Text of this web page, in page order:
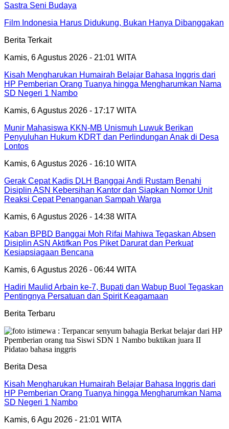
Sastra Seni Budaya
Film Indonesia Harus Didukung, Bukan Hanya Dibanggakan
Berita Terkait
Kamis, 6 Agustus 2026 - 21:01 WITA
Kisah Mengharukan Humairah Belajar Bahasa Inggris dari
HP Pemberian Orang Tuanya hingga Mengharumkan Nama
SD Negeri 1 Nambo
Kamis, 6 Agustus 2026 - 17:17 WITA
Munir Mahasiswa KKN-MB Unismuh Luwuk Berikan
Penyuluhan Hukum KDRT dan Perlindungan Anak di Desa
Lontos
Kamis, 6 Agustus 2026 - 16:10 WITA
Gerak Cepat Kadis DLH Banggai Andi Rustam Benahi
Disiplin ASN Kebersihan Kantor dan Siapkan Nomor Unit
Reaksi Cepat Penanganan Sampah Warga
Kamis, 6 Agustus 2026 - 14:38 WITA
Kaban BPBD Banggai Moh Rifai Mahiwa Tegaskan Absen
Disiplin ASN Aktifkan Pos Piket Darurat dan Perkuat
Kesiapsiagaan Bencana
Kamis, 6 Agustus 2026 - 06:44 WITA
Hadiri Maulid Arbain ke-7, Bupati dan Wabup Buol Tegaskan
Pentingnya Persatuan dan Spirit Keagamaan
Berita Terbaru
Berita Desa
Kisah Mengharukan Humairah Belajar Bahasa Inggris dari
HP Pemberian Orang Tuanya hingga Mengharumkan Nama
SD Negeri 1 Nambo
Kamis, 6 Agu 2026 - 21:01 WITA